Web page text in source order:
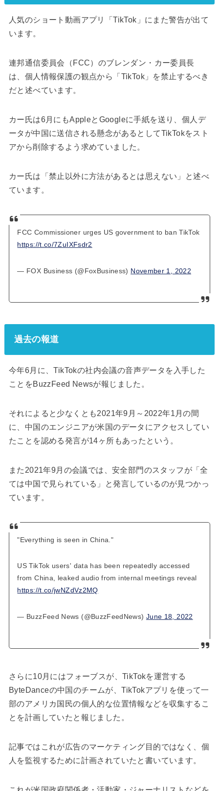
人気のショート動画アプリ「TikTok」にまた警告が出て
います。
連邦通信委員会（FCC）のブレンダン・カー委員長
は、個人情報保護の観点から「TikTok」を禁止するべき
だと述べています。
カー氏は6月にもAppleとGoogleに手紙を送り、個人デ
ータが中国に送信される懸念があるとしてTikTokをスト
アから削除するよう求めていました。
カー氏は「禁止以外に方法があるとは思えない」と述べ
ています。
FCC Commissioner urges US government to ban TikTok
https://t.co/7ZuIXFsdr2
— FOX Business (@FoxBusiness) November 1, 2022
過去の報道
今年6月に、TikTokの社内会議の音声データを入手した
ことをBuzzFeed Newsが報じました。
それによると少なくとも2021年9月～2022年1月の間
に、中国のエンジニアが米国のデータにアクセスしてい
たことを認める発言が14ヶ所もあったという。
また2021年9月の会議では、安全部門のスタッフが「全
ては中国で見られている」と発言しているのが見つかっ
ています。
"Everything is seen in China."
US TikTok users' data has been repeatedly accessed
from China, leaked audio from internal meetings reveal
https://t.co/jwNZdVz2MQ
— BuzzFeed News (@BuzzFeedNews) June 18, 2022
さらに10月にはフォーブスが、TikTokを運営する
ByteDanceの中国のチームが、TikTokアプリを使って一
部のアメリカ国民の個人的な位置情報などを収集するこ
とを計画していたと報じました。
記事ではこれが広告のマーケティング目的ではなく、個
人を監視するために計画されていたと書いています。